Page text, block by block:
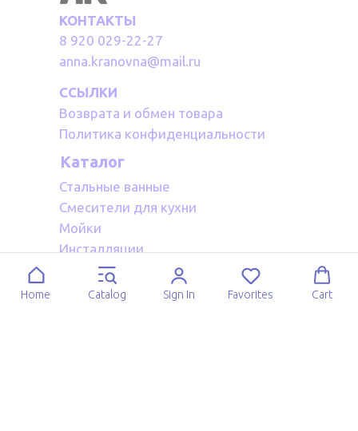
Home Catalog Sign In Favorites Cart
КОНТАКТЫ
8 920 029-22-27
anna.kranovna@mail.ru
ССЫЛКИ
Возврата и обмен товара
Политика конфиденциальности
Каталог
Стальные ванные
Смесители для кухни
Мойки
Инсталляции
Акриловые ванные
Полотенцесушители водяные